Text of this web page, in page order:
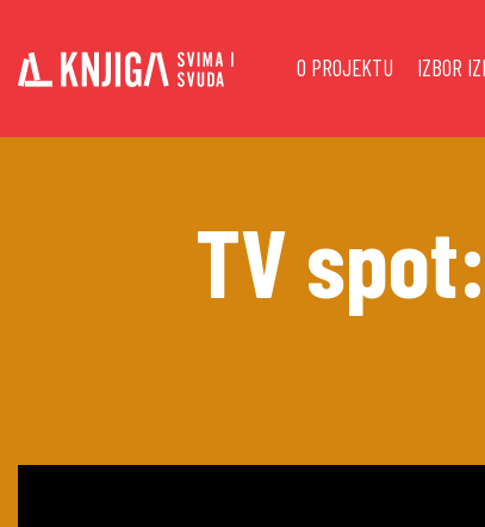
main
navigation
O PROJEKTU IZBOR
TV